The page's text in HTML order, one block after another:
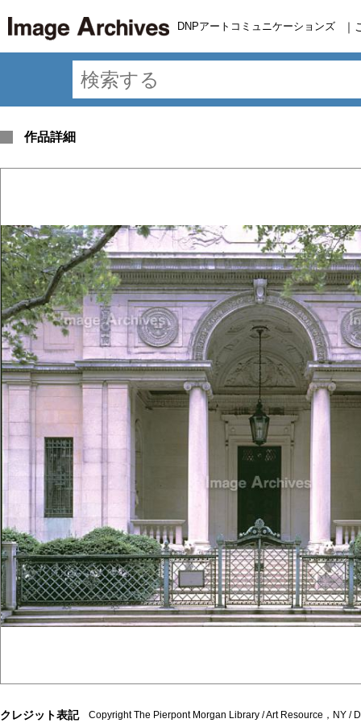
DNPアートコミュニケーションズ ｜
作品詳細
クレジット表記 Copyright The Pierpont Morgan Library / Art Resource，NY /